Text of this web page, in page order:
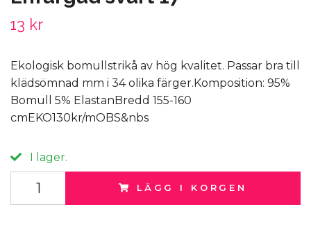
13 kr
Ekologisk bomullstrikå av hög kvalitet. Passar bra till
klädsömnad mm i 34 olika färger.Komposition: 95%
Bomull 5% ElastanBredd 155-160
cmEKO130kr/mOBS&nbs
I lager.
LÄGG I KORGEN